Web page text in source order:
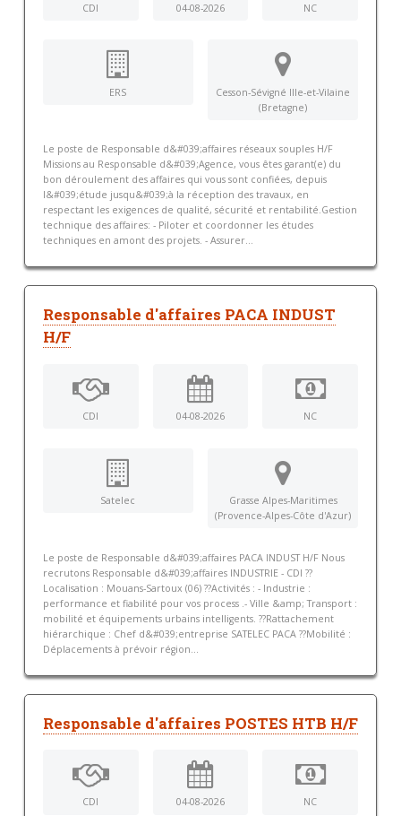
CDI 04-08-2026 NC
ERS
Cesson-Sévigné Ille-et-Vilaine
(Bretagne)
Le poste de Responsable d&#039;affaires réseaux souples H/F
Missions au Responsable d&#039;Agence, vous êtes garant(e) du
bon déroulement des affaires qui vous sont confiées, depuis
l&#039;étude jusqu&#039;à la réception des travaux, en
respectant les exigences de qualité, sécurité et rentabilité.Gestion
technique des affaires: - Piloter et coordonner les études
techniques en amont des projets. - Assurer...
Responsable d'affaires PACA INDUST
H/F
CDI 04-08-2026 NC
Satelec
Grasse Alpes-Maritimes
(Provence-Alpes-Côte d'Azur)
Le poste de Responsable d&#039;affaires PACA INDUST H/F Nous
recrutons Responsable d&#039;affaires INDUSTRIE - CDI ??
Localisation : Mouans-Sartoux (06) ??Activités : - Industrie :
performance et fiabilité pour vos process .- Ville &amp; Transport :
mobilité et équipements urbains intelligents. ??Rattachement
hiérarchique : Chef d&#039;entreprise SATELEC PACA ??Mobilité :
Déplacements à prévoir région...
Responsable d'affaires POSTES HTB H/F
CDI 04-08-2026 NC